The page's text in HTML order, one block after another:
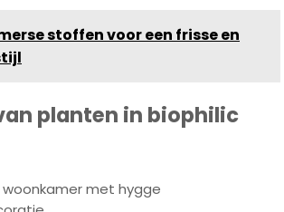
stoffen voor een frisse en
planten in biophilic